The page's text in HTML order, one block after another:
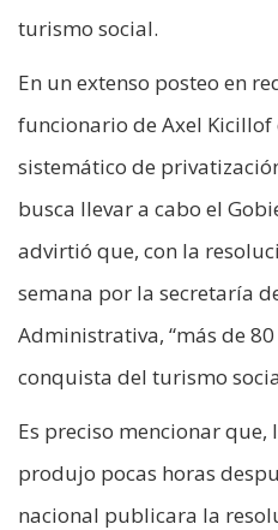
turismo social.
En un extenso posteo en
funcionario de Axel Kicillof
sistemático de
busca llevar a cabo el
advirtió que, con la
semana por la secretaría
Administrativa, “más de
conquista del turismo
Es preciso mencionar que,
produjo pocas horas
nacional publicara la